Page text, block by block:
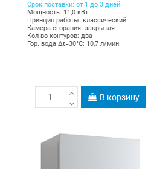
Срок поставки: от 1 до 3 дней
Мощность: 11,0 кВт
Принцип работы: классический
Камера сгорания: закрытая
Кол-во контуров: два
Гор. вода Δt=30°C: 10,7 л/мин
В корзину